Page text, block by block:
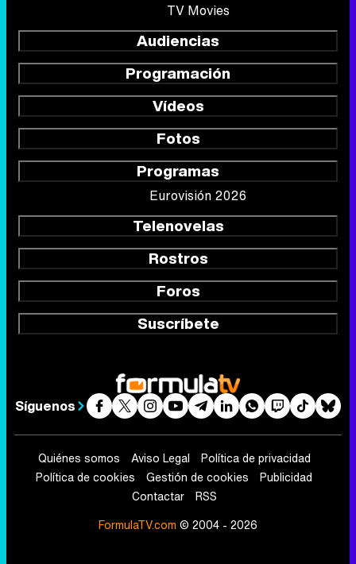
TV Movies
Audiencias
Programación
Vídeos
Fotos
Programas
Eurovisión 2026
Telenovelas
Rostros
Foros
Suscríbete
Síguenos
Quiénes somos Aviso Legal
Política de privacidad
Política de cookies
Gestión de cookies
Publicidad
Contactar
RSS
FormulaTV.com © 2004 - 2026